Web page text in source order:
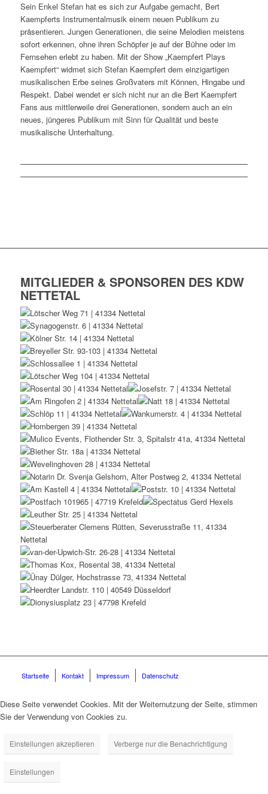
Sein Enkel Stefan hat es sich zur Aufgabe gemacht, Bert
Kaempferts Instrumentalmusik einem neuen Publikum zu
präsentieren. Jungen Generationen, die seine Melodien meistens
sofort erkennen, ohne ihren Schöpfer je auf der Bühne oder im
Fernsehen erlebt zu haben. Mit der Show „Kaempfert Plays
Kaempfert“ widmet sich Stefan Kaempfert dem einzigartigen
musikalischen Erbe seines Großvaters mit Können, Hingabe und
Respekt. Dabei wendet er sich nicht nur an die Bert Kaempfert
Fans aus mittlerweile drei Generationen, sondern auch an ein
neues, jüngeres Publikum mit Sinn für Qualität und beste
musikalische Unterhaltung.
MITGLIEDER & SPONSOREN DES KDW
NETTETAL
Startseite Kontakt Impressum Datenschutz
Diese Seite verwendet Cookies. Mit der Weiternutzung der Seite, stimmen
Sie der Verwendung von Cookies zu.
Einstellungen akzeptieren Verberge nur die Benachrichtigung
Einstellungen